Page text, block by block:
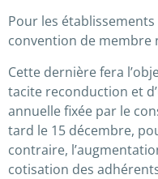
Pour les
convention de membre
Cette dernière fera
tacite reconduction et
annuelle fixée par le
tard le 15 décembre,
contraire,
cotisation des